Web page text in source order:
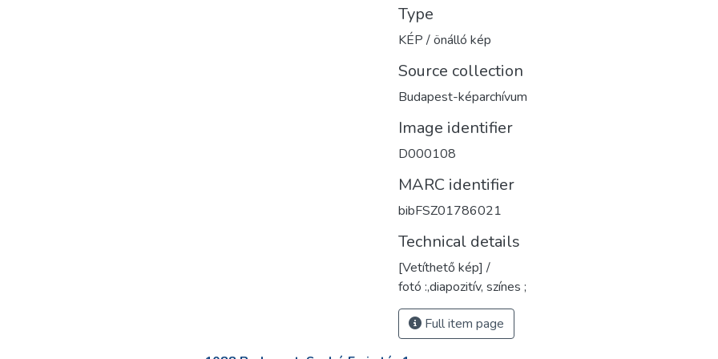
Type
KÉP / önálló kép
Source collection
Budapest-képarchívum
Image identifier
D000108
MARC identifier
bibFSZ01786021
Technical details
[Vetíthető kép] /
fotó :,diapozitív, színes ;
Full item page